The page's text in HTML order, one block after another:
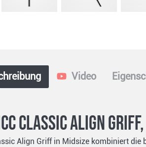
Video
Classic Align
Align Griff in Midsize kombiniert